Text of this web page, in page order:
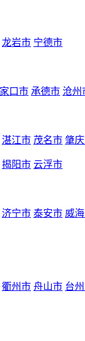
龙岩市 宁德市
口市 承德市 沧州
湛江市 茂名市 肇
揭阳市 云浮市
济宁市 泰安市 威
衢州市 舟山市 台